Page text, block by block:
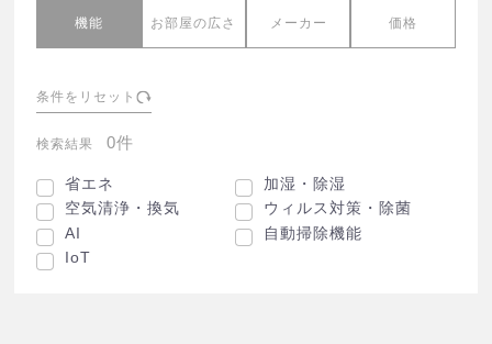
機能 お部屋の広さ メーカー 価格
条件をリセット
検索結果 0件
省エネ
加湿・除湿
空気清浄・換気
ウィルス対策・除菌
AI
自動掃除機能
IoT